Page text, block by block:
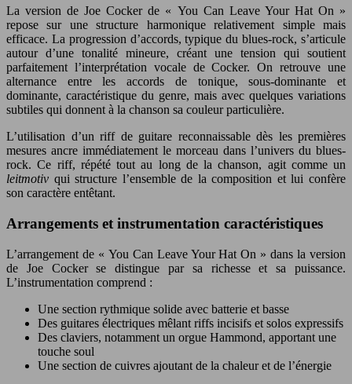
La version de Joe Cocker de « You Can Leave Your Hat On »
repose sur une structure harmonique relativement simple mais
efficace. La progression d’accords, typique du blues-rock, s’articule
autour d’une tonalité mineure, créant une tension qui soutient
parfaitement l’interprétation vocale de Cocker. On retrouve une
alternance entre les accords de tonique, sous-dominante et
dominante, caractéristique du genre, mais avec quelques variations
subtiles qui donnent à la chanson sa couleur particulière.
L’utilisation d’un riff de guitare reconnaissable dès les premières
mesures ancre immédiatement le morceau dans l’univers du blues-
rock. Ce riff, répété tout au long de la chanson, agit comme un
leitmotiv qui structure l’ensemble de la composition et lui confère
son caractère entêtant.
Arrangements et instrumentation caractéristiques
L’arrangement de « You Can Leave Your Hat On » dans la version
de Joe Cocker se distingue par sa richesse et sa puissance.
L’instrumentation comprend :
Une section rythmique solide avec batterie et basse
Des guitares électriques mêlant riffs incisifs et solos expressifs
Des claviers, notamment un orgue Hammond, apportant une
touche soul
Une section de cuivres ajoutant de la chaleur et de l’énergie